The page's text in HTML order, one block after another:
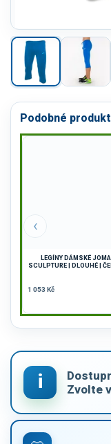
Podobné
‹
LEGÍNY DÁMSKÉ JOMA
SCULPTURE | DLOUHÉ |
1 053 Kč